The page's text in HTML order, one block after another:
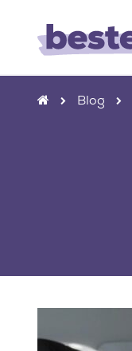
Blog